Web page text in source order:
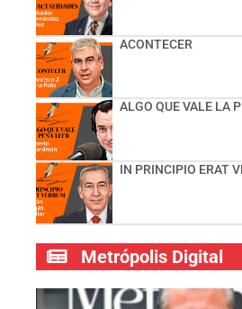
ACONTECER
ALGO QUE VALE LA
IN PRINCIPIO ERAT
Metrópolis Digital